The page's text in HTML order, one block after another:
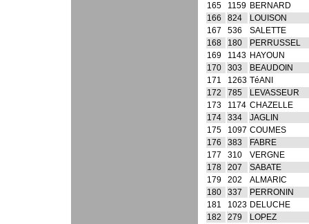
165
1159 BERNARD
166
824
LOUISON
167
536
SALETTE
168
180
PERRUSSEL
169
1143 HAYOUN
170
303
BEAUDOIN
171
1263 TéANI
172
785
LEVASSEUR
173
1174 CHAZELLE
174
334
JAGLIN
175
1097 COUMES
176
383
FABRE
177
310
VERGNE
178
207
SABATE
179
202
ALMARIC
180
337
PERRONIN
181
1023 DELUCHE
182
279
LOPEZ